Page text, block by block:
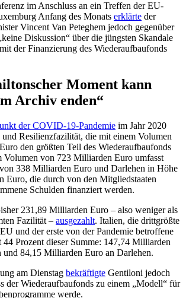
im Anschluss an ein Treffen der EU-
Anfang des Monats erklärte der
Vincent Van Peteghem jedoch gegenüber
Diskussion“ über die jüngsten Skandale
der Finanzierung des Wiederaufbaufonds
Moment kann
Archiv enden“
der COVID-19-Pandemie im Jahr 2020
Resilienzfazilität, die mit einem Volumen
den größten Teil des Wiederaufbaufonds
Volumen von 723 Milliarden Euro umfasst
338 Milliarden Euro und Darlehen in Höhe
Euro, die durch von den Mitgliedstaaten
Schulden finanziert werden.
231,89 Milliarden Euro – also weniger als
Fazilität – ausgezahlt. Italien, die drittgrößte
und der erste von der Pandemie betroffene
Prozent dieser Summe: 147,74 Milliarden
und 84,15 Milliarden Euro an Darlehen.
am Dienstag bekräftigte Gentiloni jedoch
der Wiederaufbaufonds zu einem „Modell“ für
werde.